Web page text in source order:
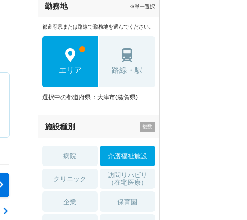
勤務地 ※単一選択
都道府県または路線で勤務地を選んでください。
エリア 路線・駅
選択中の都道府県：大津市(滋賀県)
施設種別
病院 介護福祉施設
クリニック
訪問リハビリ
（在宅医療）
企業 保育園